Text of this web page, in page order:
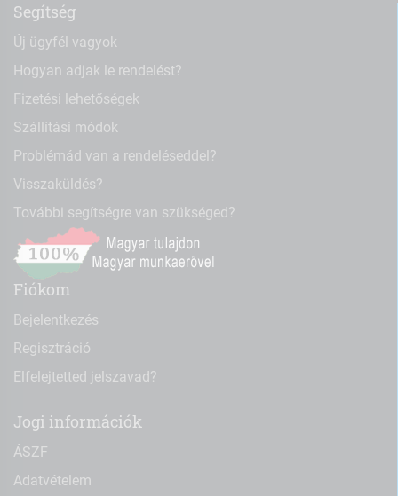
Segítség
Új ügyfél vagyok
Hogyan adjak le rendelést?
Fizetési lehetőségek
Szállítási módok
Problémád van a rendeléseddel?
Visszaküldés?
További segítségre van szükséged?
Fiókom
Bejelentkezés
Regisztráció
Elfelejtetted jelszavad?
Jogi információk
ÁSZF
Adatvételem